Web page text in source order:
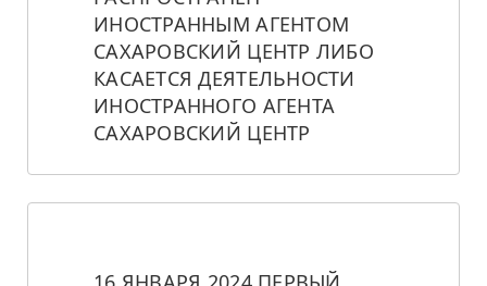
ИНОСТРАННЫМ АГЕНТОМ
САХАРОВСКИЙ ЦЕНТР ЛИБО
КАСАЕТСЯ ДЕЯТЕЛЬНОСТИ
ИНОСТРАННОГО АГЕНТА
САХАРОВСКИЙ ЦЕНТР